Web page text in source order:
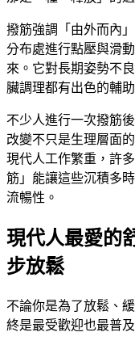
撥筋強調「由外而內
分布處進行點壓與滑
來。它對長期姿勢不
臟調理都有出色的輔助
不少人進行一次撥筋
改變不只是生理層面
現代人工作繁重，許
筋」能讓這些沉積多
流暢性。
現代人最愛的
步放鬆
不論你是為了放鬆、
終是最受歡迎也最普